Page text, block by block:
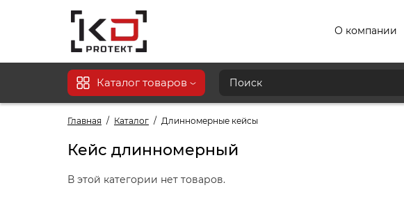
О компании
Каталог товаров
Главная Каталог Длинномерные кейсы
Кейс длинномерный
В этой категории нет товаров.